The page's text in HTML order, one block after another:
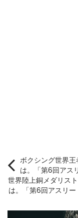
ボクシング世界
は。「第6回アス
世界陸上銅メダリス
は。「第6回アスリ